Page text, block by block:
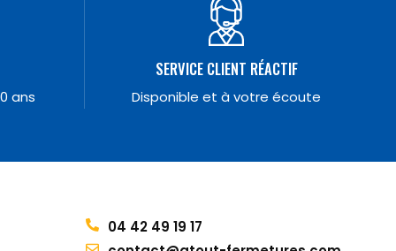
ans
SERVICE CLIENT RÉACTIF
Disponible et à votre écoute
04 42 49 19 17